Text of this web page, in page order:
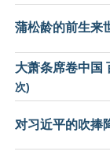
蒲松龄的前生来
大萧条席卷中国
次)
对习近平的吹捧